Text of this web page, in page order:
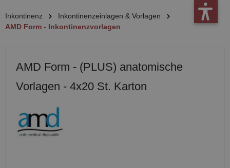
Inkontinenz
Inkontinenzeinlagen & Vorlagen
AMD Form - Inkontinenzvorlagen
AMD Form - (PLUS) anatomische
Vorlagen - 4x20 St. Karton